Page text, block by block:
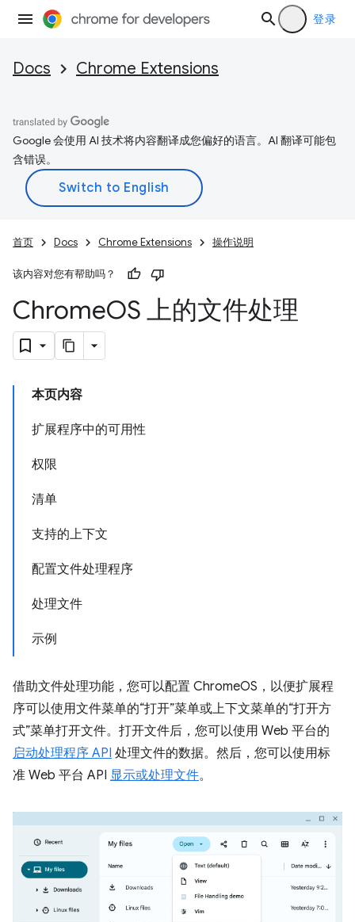
登录
Docs Chrome Extensions
Google 会使用 AI 技术将内容翻译成您偏好的语言。AI 翻译可能包
含错误。
首页 Docs Chrome Extensions 操作说明
该内容对您有帮助吗？
ChromeOS 上的文件处理
本页内容
扩展程序中的可用性
权限
清单
支持的上下文
配置文件处理程序
处理文件
示例
借助文件处理功能，您可以配置 ChromeOS，以便扩展程
序可以使用文件菜单的“打开”菜单或上下文菜单的“打开方
式”菜单打开文件。打开文件后，您可以使用 Web 平台的
启动处理程序 API 处理文件的数据。然后，您可以使用标
准 Web 平台 API 显示或处理文件。